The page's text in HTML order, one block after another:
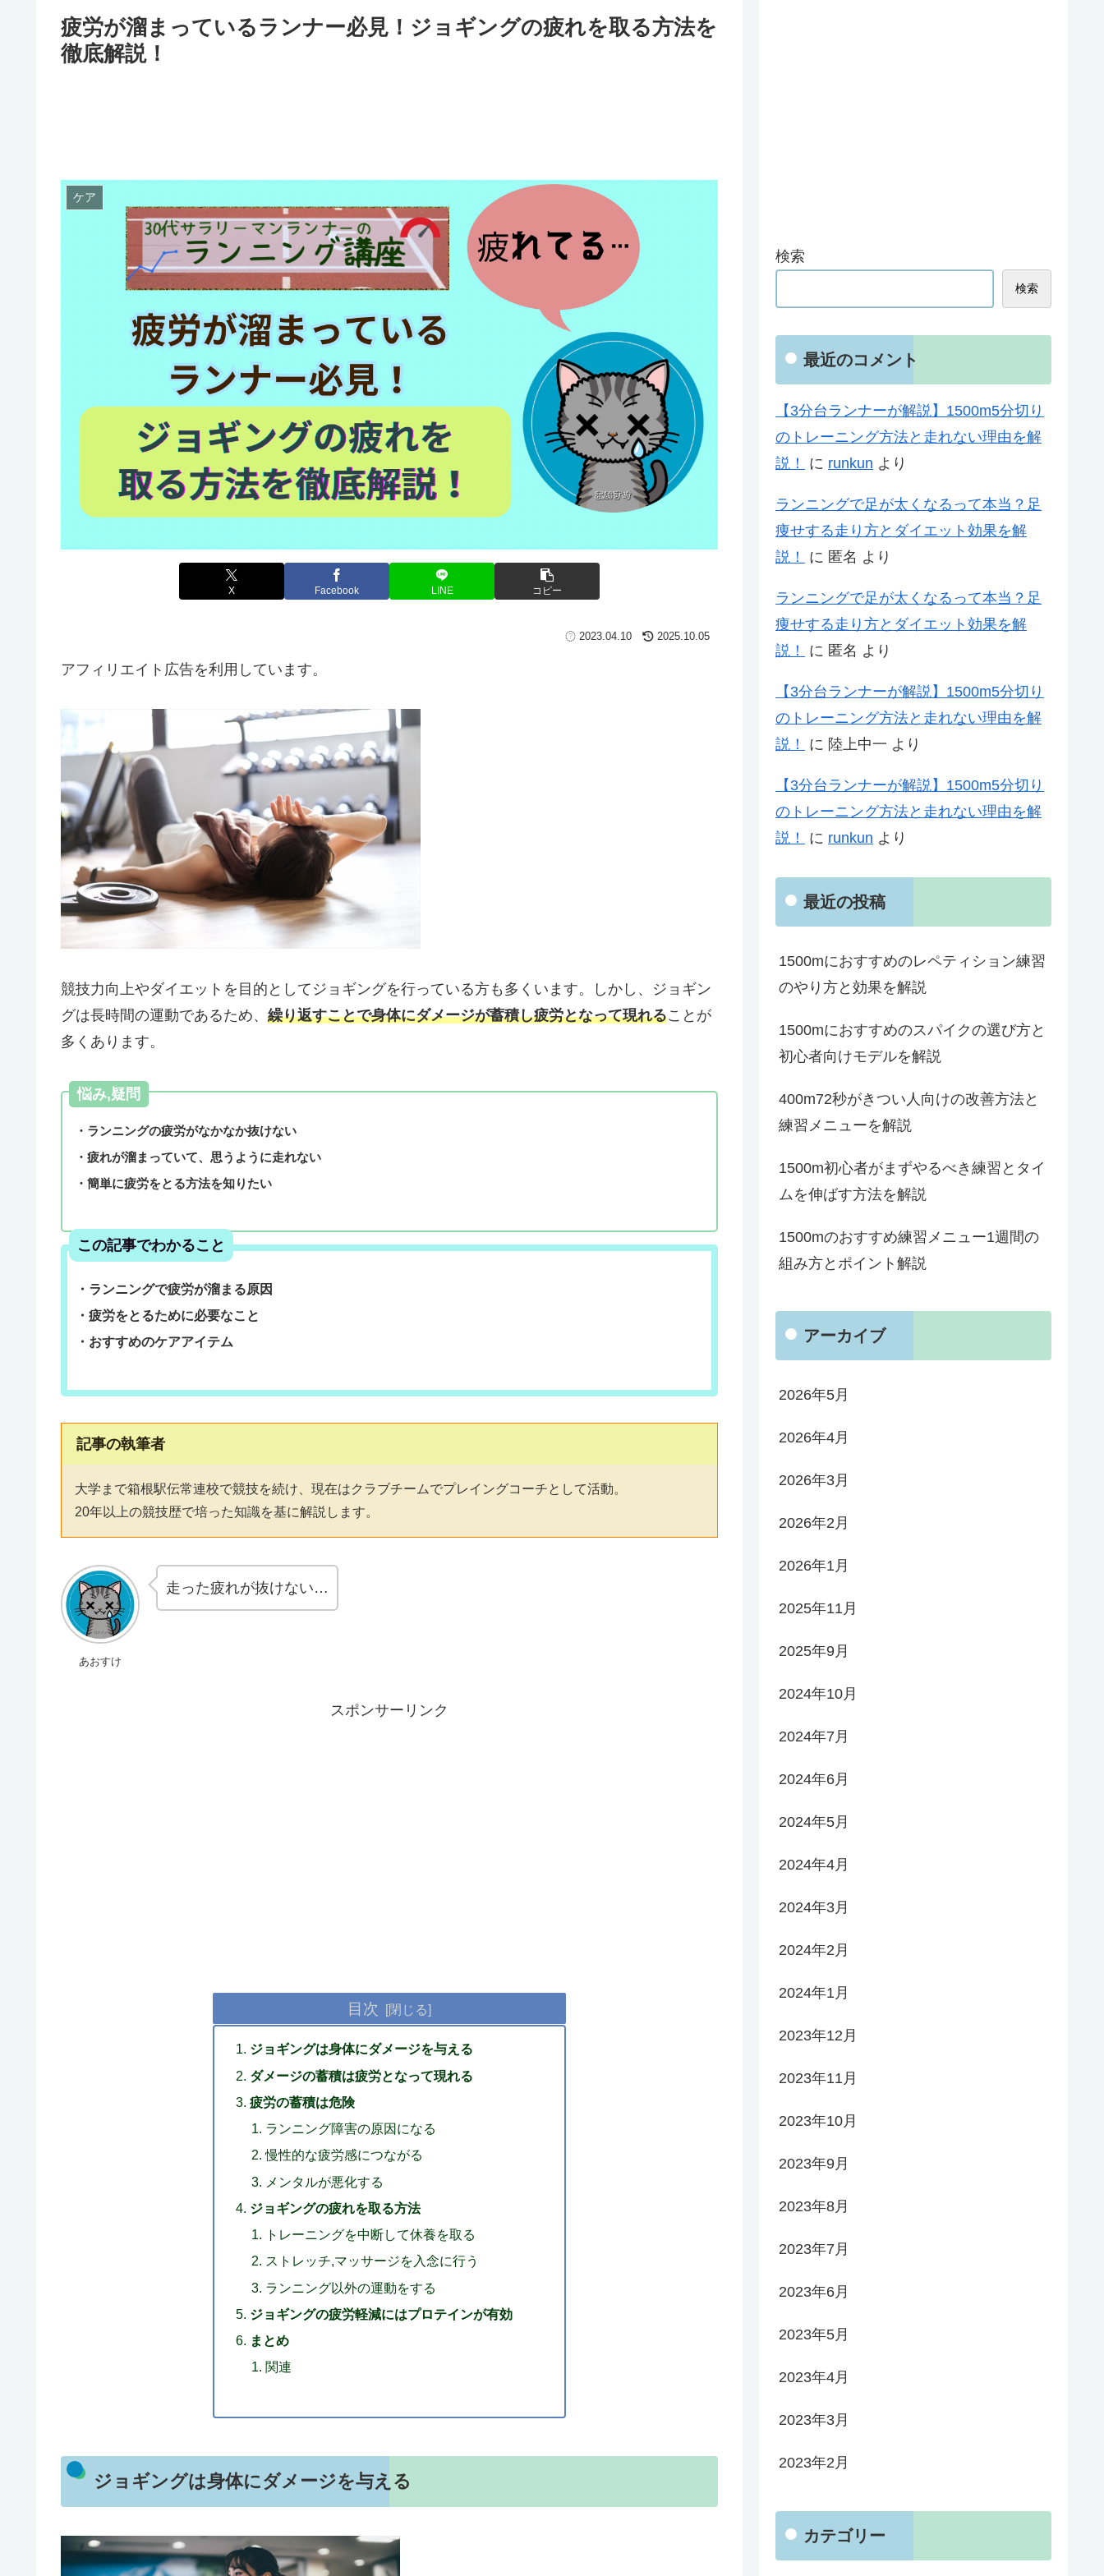
疲労が溜まっているランナー必見！ジョギングの疲れを取る方法を
徹底解説！
ケア
X Facebook LINE コピー
2023.04.10 2025.10.05
アフィリエイト広告を利用しています。
競技力向上やダイエットを目的としてジョギングを行っている方も多くいます。しかし、ジョギン
グは長時間の運動であるため、 繰り返すことで身体にダメージが蓄積し疲労となって現れることが
多くあります。
悩み,疑問
・ランニングの疲労がなかなか抜けない
・疲れが溜まっていて、思うように走れない
・簡単に疲労をとる方法を知りたい
この記事でわかること
・ランニングで疲労が溜まる原因
・疲労をとるために必要なこと
・おすすめのケアアイテム
記事の執筆者
大学まで箱根駅伝常連校で競技を続け、現在はクラブチームでプレイングコーチとして活動。
20年以上の競技歴で培った知識を基に解説します。
あおすけ
走った疲れが抜けない…
スポンサーリンク
目次
ジョギングは身体にダメージを与える
ダメージの蓄積は疲労となって現れる
疲労の蓄積は危険
ランニング障害の原因になる
慢性的な疲労感につながる
メンタルが悪化する
ジョギングの疲れを取る方法
トレーニングを中断して休養を取る
ストレッチ,マッサージを入念に行う
ランニング以外の運動をする
ジョギングの疲労軽減にはプロテインが有効
まとめ
関連
ジョギングは身体にダメージを与える
検索
検索
最近のコメント
【3分台ランナーが解説】1500m5分切り
のトレーニング方法と走れない理由を解
説！
に runkun より
ランニングで足が太くなるって本当？足
痩せする走り方とダイエット効果を解
説！
に 匿名 より
ランニングで足が太くなるって本当？足
痩せする走り方とダイエット効果を解
説！
に 匿名 より
【3分台ランナーが解説】1500m5分切り
のトレーニング方法と走れない理由を解
説！
に 陸上中一 より
【3分台ランナーが解説】1500m5分切り
のトレーニング方法と走れない理由を解
説！
に runkun より
最近の投稿
1500mにおすすめのレペティション練習
のやり方と効果を解説
1500mにおすすめのスパイクの選び方と
初心者向けモデルを解説
400m72秒がきつい人向けの改善方法と
練習メニューを解説
1500m初心者がまずやるべき練習とタイ
ムを伸ばす方法を解説
1500mのおすすめ練習メニュー1週間の
組み方とポイント解説
アーカイブ
2026年5月
2026年4月
2026年3月
2026年2月
2026年1月
2025年11月
2025年9月
2024年10月
2024年7月
2024年6月
2024年5月
2024年4月
2024年3月
2024年2月
2024年1月
2023年12月
2023年11月
2023年10月
2023年9月
2023年8月
2023年7月
2023年6月
2023年5月
2023年4月
2023年3月
2023年2月
カテゴリー